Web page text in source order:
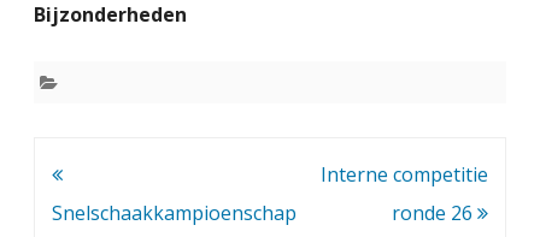
r
Bijzonderheden
Bericht
navigatie
Snelschaakkampioenschap
Interne competitie
ronde 26